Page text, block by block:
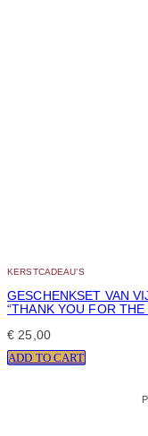
KERSTCADEAU’S
GESCHENKSET VAN
“THANK YOU FOR THE
€ 25,00
ADD TO CART